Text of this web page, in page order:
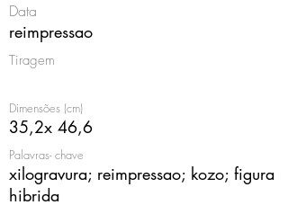
Data
reimpressao
Tiragem
Dimensões (cm)
35,2x 46,6
Palavras- chave
xilogravura; reimpressao; kozo; figura
hibrida